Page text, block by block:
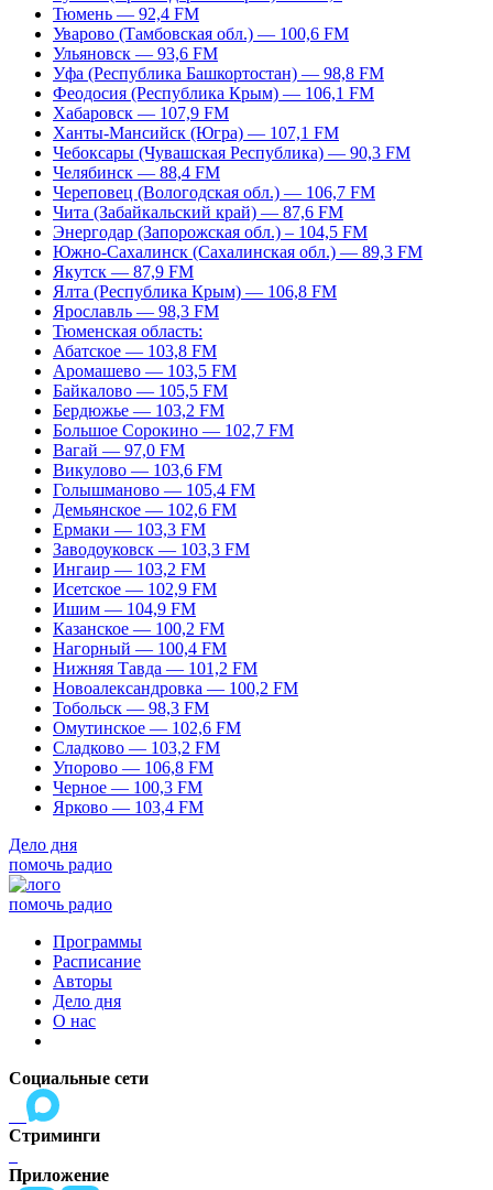
Тюмень — 92,4 FM
Уварово (Тамбовская обл.) — 100,6 FM
Ульяновск — 93,6 FM
Уфа (Республика Башкортостан) — 98,8 FM
Феодосия (Республика Крым) — 106,1 FM
Хабаровск — 107,9 FM
Ханты-Мансийск (Югра) — 107,1 FM
Чебоксары (Чувашская Республика) — 90,3 FM
Челябинск — 88,4 FM
Череповец (Вологодская обл.) — 106,7 FM
Чита (Забайкальский край) — 87,6 FM
Энергодар (Запорожская обл.) – 104,5 FM
Южно-Сахалинск (Сахалинская обл.) — 89,3 FM
Якутск — 87,9 FM
Ялта (Республика Крым) — 106,8 FM
Ярославль — 98,3 FM
Тюменская область:
Абатское — 103,8 FM
Аромашево — 103,5 FM
Байкалово — 105,5 FM
Бердюжье — 103,2 FM
Большое Сорокино — 102,7 FM
Вагай — 97,0 FM
Викулово — 103,6 FM
Голышманово — 105,4 FM
Демьянское — 102,6 FM
Ермаки — 103,3 FM
Заводоуковск — 103,3 FM
Ингаир — 103,2 FM
Исетское — 102,9 FM
Ишим — 104,9 FM
Казанское — 100,2 FM
Нагорный — 100,4 FM
Нижняя Тавда — 101,2 FM
Новоалександровка — 100,2 FM
Тобольск — 98,3 FM
Омутинское — 102,6 FM
Сладково — 103,2 FM
Упорово — 106,8 FM
Черное — 100,3 FM
Ярково — 103,4 FM
Дело дня
помочь радио
помочь радио
Программы
Расписание
Авторы
Дело дня
О нас
Социальные сети
Стриминги
Приложение